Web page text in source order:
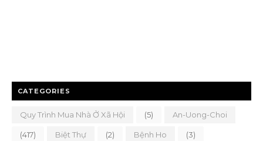
CATEGORIES
Quy Trình Mua Nhà Ở Xã Hội (5) An-Uong-Choi
(417) Biệt Thự (2) Bệnh Ho (3)